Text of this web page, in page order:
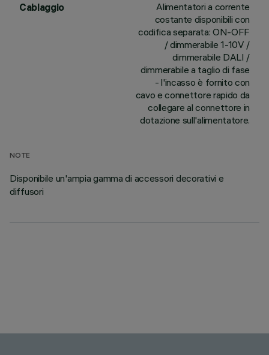
Cablaggio
Alimentatori a corrente
costante disponibili con
codifica separata: ON-OFF
/ dimmerabile 1-10V /
dimmerabile DALI /
dimmerabile a taglio di fase
- l'incasso è fornito con
cavo e connettore rapido da
collegare al connettore in
dotazione sull'alimentatore.
NOTE
Disponibile un'ampia gamma di accessori decorativi e
diffusori